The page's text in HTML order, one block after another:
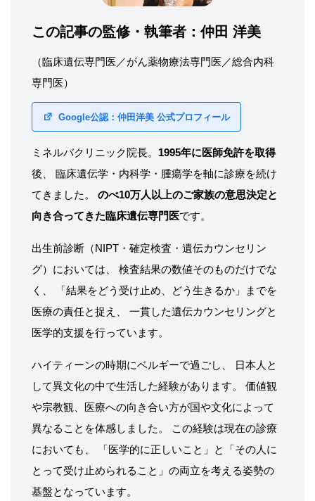
この記事の監修・執筆者：仲田 洋美
（臨床遺伝専門医／がん薬物療法専門医／総合内科
専門医）
Google公認：仲田洋美 公式プロフィール
ミネルバクリニック院長。 1995年に医師免許を取得
後、 臨床遺伝学・内科学・腫瘍学を軸に診療を続け
てきました。 のべ10万人以上のご家族の意思決定と
向き合ってきた臨床遺伝専門医です。
出生前診断（NIPT・確定検査・遺伝カウンセリン
グ）においては、 検査結果の数値そのものだけでな
く、 「結果をどう受け止め、どう生きるか」までを
医療の責任と捉え、 一貫した遺伝カウンセリングと
医学的支援を行っています。
ハイティーンの時期にベルギーで過ごし、 日本人と
して異文化の中で生活した経験があります。 価値観
や宗教観、医療への向き合い方が国や文化によって
異なることを体感しました。 この経験は現在の診療
においても、 「医学的に正しいこと」と「その人に
とって受け止められること」の両立を考える姿勢の
基盤となっています。